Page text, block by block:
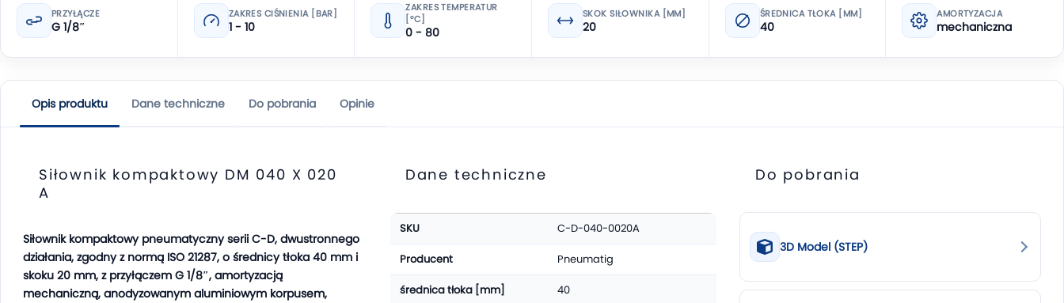
PRZYŁĄCZE
G 1/8″
ZAKRES CIŚNIENIA [BAR]
1 - 10
ZAKRES TEMPERATUR
[°C]
0 - 80
SKOK SIŁOWNIKA [MM]
20
ŚREDNICA TŁOKA [MM]
40
AMORTYZACJA
mechaniczna
Opis produktu Dane techniczne Do pobrania Opinie
Siłownik kompaktowy DM 040 X 020
A
Siłownik kompaktowy pneumatyczny serii C-D, dwustronnego
działania, zgodny z normą ISO 21287, o średnicy tłoka 40 mm i
skoku 20 mm, z przyłączem G 1/8″, amortyzacją
mechaniczną, anodyzowanym aluminiowym korpusem,
Dane techniczne
Więcej
informacji
SKU C-D-040-0020A
Producent Pneumatig
średnica tłoka [mm] 40
Do pobrania
3D Model (STEP)